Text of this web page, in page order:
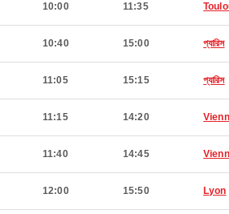
10:00 11:35
10:40 15:00 প্যারিস
11:05 15:15 প্যারিস
11:15 14:20
11:40 14:45
12:00 15:50 Lyon